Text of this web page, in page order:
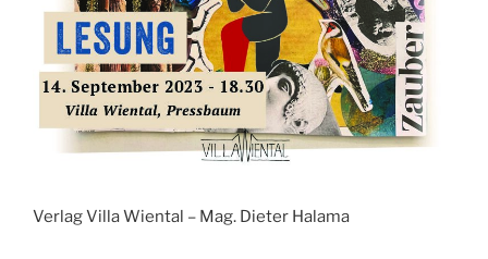
Verlag Villa Wiental – Mag. Dieter Halama